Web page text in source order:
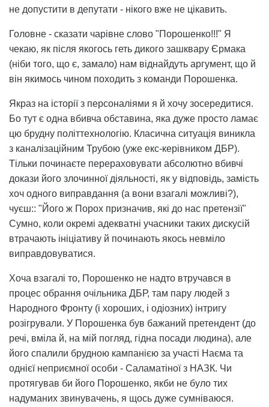
не допустити в депутати - нікого вже не цікавить.
Головне - сказати чарівне слово "Порошенко!!!" Я
чекаю, як після якогось геть дикого зашквару Єрмака
(ніби того, що є, замало) нам віднайдуть аргумент, що й
він якимось чином походить з команди Порошенка.
Якраз на історії з персоналіями я й хочу зосередитися.
Бо тут є одна вбивча обставина, яка дуже просто ламає
цю брудну політтехнологію. Класична ситуація виникла
з каналізаційним Трубою (уже екс-керівником ДБР).
Тільки починаєте перераховувати абсолютно вбивчі
докази його злочинної діяльності, як у відповідь, замість
хоч одного виправдання (а вони взагалі можливі?),
чуєш:: "Його ж Порох призначив, які до нас претензії"
Сумно, коли окремі адекватні учасники таких дискусій
втрачають ініціативу й починають якось невміло
виправдовуватися.
Хоча взагалі то, Порошенко не надто втручався в
процес обрання очільника ДБР, там пару людей з
Народного Фронту (і хороших, і одіозних) інтригу
розігрували. У Порошенка був бажаний претендент (до
речі, вміла й, на мій погляд, гідна посади людина), але
його спалили брудною кампанією за участі Наєма та
однієї неприємної особи - Саламатіної з НАЗК. Чи
протягував би його Порошенко, якби не було тих
надуманих звинувачень, я щось дуже сумніваюся.